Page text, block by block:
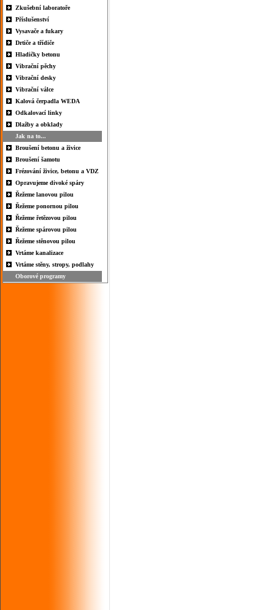
Zkušební laboratoře
Příslušenství
Vysavače a fukary
Drtiče a třídiče
Hladičky betonu
Vibrační pěchy
Vibrační desky
Vibrační válce
Kalová čerpadla WEDA
Odkalovací linky
Dlažby a obklady
Jak na to...
Broušení betonu a živice
Broušení šamotu
Frézování živice, betonu a VDZ
Opravujeme divoké spáry
Řežeme lanovou pilou
Řežeme ponornou pilou
Řežeme řetězovou pilou
Řežeme spárovou pilou
Řežeme stěnovou pilou
Vrtáme kanalizace
Vrtáme stěny, stropy, podlahy
Oborové programy